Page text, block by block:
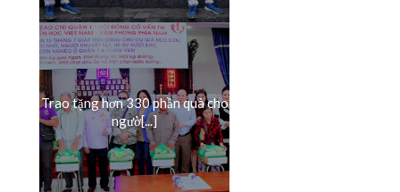
Trao tặng hơn 330 phần quà cho
ngườ[...]